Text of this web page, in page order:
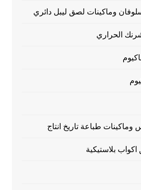
وماكينات لصق ليبل دائري
الحراري
وماكينات طباعة تاريخ انتاج
بلاستيكية